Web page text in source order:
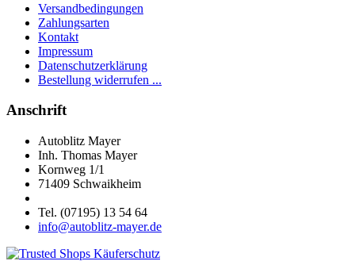
Versandbedingungen
Zahlungsarten
Kontakt
Impressum
Datenschutzerklärung
Bestellung widerrufen ...
Anschrift
Autoblitz Mayer
Inh. Thomas Mayer
Kornweg 1/1
71409 Schwaikheim
Tel. (07195) 13 54 64
info@autoblitz-mayer.de